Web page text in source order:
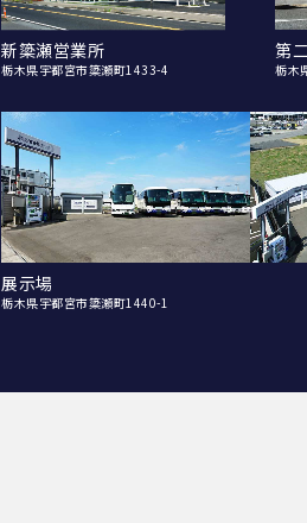
新簗瀬営業所
栃木県宇都宮市簗瀬町1433-4
第
栃木
展示場
栃木県宇都宮市簗瀬町1440-1